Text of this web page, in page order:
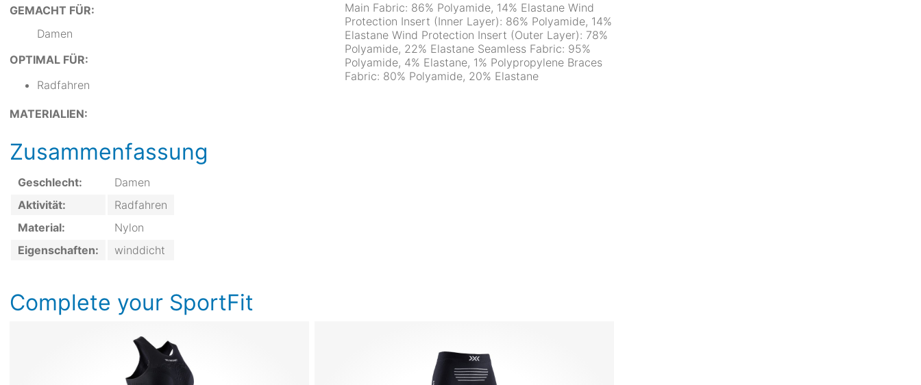
GEMACHT FÜR:
Damen
OPTIMAL FÜR:
Radfahren
MATERIALIEN:
Main Fabric: 86% Polyamide, 14% Elastane Wind
Protection Insert (Inner Layer): 86% Polyamide, 14%
Elastane Wind Protection Insert (Outer Layer): 78%
Polyamide, 22% Elastane Seamless Fabric: 95%
Polyamide, 4% Elastane, 1% Polypropylene Braces
Fabric: 80% Polyamide, 20% Elastane
Zusammenfassung
Geschlecht:
Damen
Aktivität:
Radfahren
Material:
Nylon
Eigenschaften:
winddicht
Complete your SportFit